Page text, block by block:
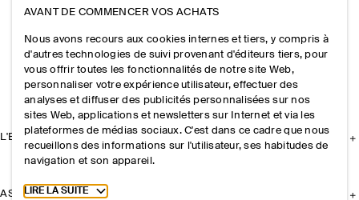
L'ENTREPRISE
ASSISTANCE
AVANT DE COMMENCER VOS ACHATS
Nous avons recours aux cookies internes et tiers, y compris à
d'autres technologies de suivi provenant d'éditeurs tiers, pour
vous offrir toutes les fonctionnalités de notre site Web,
personnaliser votre expérience utilisateur, effectuer des
analyses et diffuser des publicités personnalisées sur nos
sites Web, applications et newsletters sur Internet et via les
plateformes de médias sociaux. C'est dans ce cadre que nous
recueillons des informations sur l'utilisateur, ses habitudes de
navigation et son appareil.
Toggle more cookie information
LIRE LA SUITE